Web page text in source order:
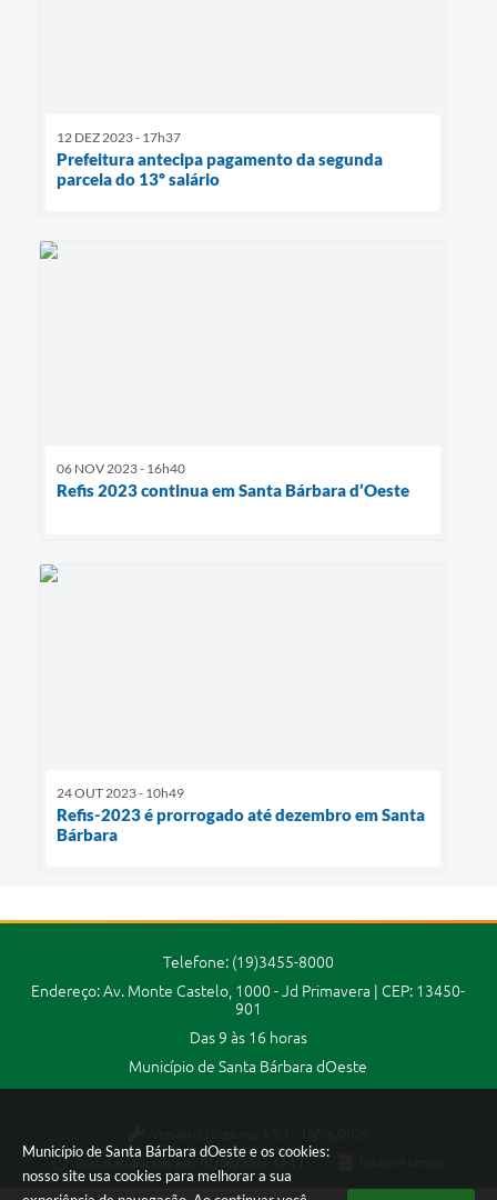
Município de Santa Bárbara dOeste e os cookies:
nosso site usa cookies para melhorar a sua
12 DEZ 2023 - 17h37
Prefeitura antecipa pagamento da segunda
parcela do 13º salário
06 NOV 2023 - 16h40
Refis 2023 continua em Santa Bárbara d’Oeste
24 OUT 2023 - 10h49
Refis-2023 é prorrogado até dezembro em Santa
Bárbara
Telefone: (19)3455-8000
Endereço: Av. Monte Castelo, 1000 - Jd Primavera | CEP: 13450-
901
Das 9 às 16 horas
Município de Santa Bárbara dOeste